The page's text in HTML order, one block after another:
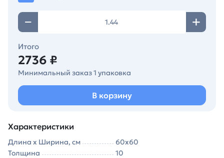
Итого
2736 ₽
Минимальный заказ 1 упаковка
В корзину
Характеристики
Длина х Ширина, см
60х60
Толщина
10